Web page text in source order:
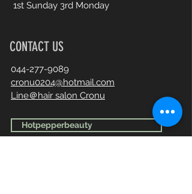
1st Sunday 3rd Monday
CONTACT US
044-277-9089
cronu0204@hotmail.com
Line＠hair salon Cronu
Hotpepperbeauty